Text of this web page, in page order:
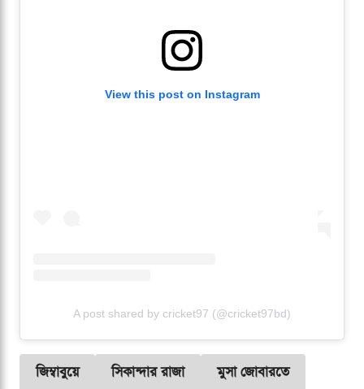
View this post on Instagram
A post shared by cricket97 (@cricket97bd)
জিম্বাবুয়ে সিকান্দার রাজা মুসা জোবারতে